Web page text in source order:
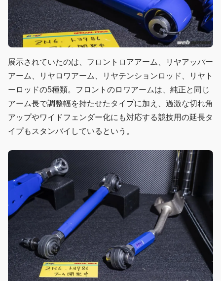
展示されていたのは、フロントロアアーム、リヤアッパー
アーム、リヤロワアーム、リヤテンションロッド、リヤト
ーロッドの5種類。フロントのロワアームは、純正と同じ
アーム長で調整幅を持たせたタイプに加え、過激な切れ角
アップやワイドフェンダー化にも対応する競技用の延長タ
イプもスタンバイしているという。